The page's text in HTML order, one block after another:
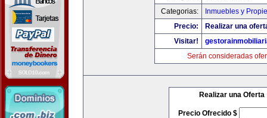
Categorias:
Inmuebles y
Precio:
Realizar una
Visitar!
Serán consideradas
Realizar una Oferta
Precio Ofrecido $